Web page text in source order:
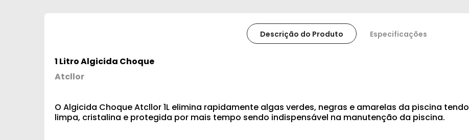
Descrição do Produto Especificações
1 Litro Algicida Choque
Atcllor
O Algicida Choque Atcllor 1L elimina rapidamente algas verdes, negras e amarelas da piscina
limpa, cristalina e protegida por mais tempo sendo indispensável na manutenção da piscina.